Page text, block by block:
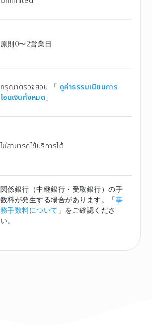
原則0〜2営業日
กรุณาตรวจสอบ 「 ดูค่าธรรมเนียมการ
โอนเงินทั้งหมด」
ไม่สามารถใช้บริการได้
関係銀行（中継銀行・受取銀行）の手
数料が発生する場合があります。「事
務手数料について」をご確認くださ
い。